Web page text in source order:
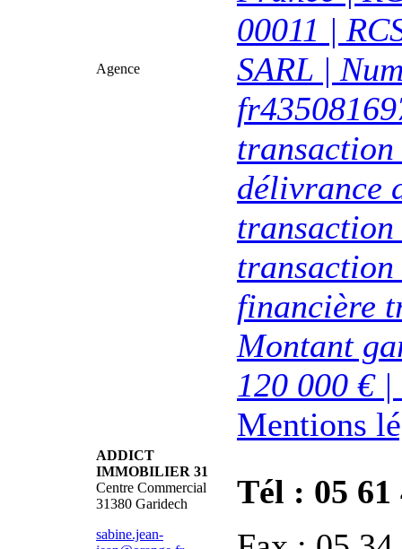
Agence
00011 |
SARL |
transaction
délivrance
financière
Montant
120 000 €
Mentions
ADDICT
IMMOBILIER 31
Centre Commercial
31380 Garidech
sabine.jean-
Tél : 05 61